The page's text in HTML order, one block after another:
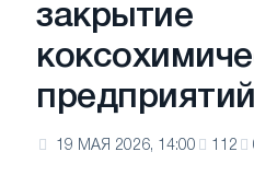
закрытие
предприятий
19 МАЯ 2026, 14:00 112